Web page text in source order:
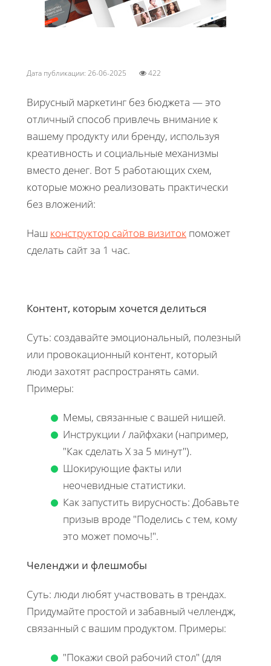
Дата публикации: 26-06-2025 422
Вирусный маркетинг без бюджета — это
отличный способ привлечь внимание к
вашему продукту или бренду, используя
креативность и социальные механизмы
вместо денег. Вот 5 работающих схем,
которые можно реализовать практически
без вложений:
Наш конструктор сайтов визиток поможет
сделать сайт за 1 час.
Контент, которым хочется делиться
Суть: создавайте эмоциональный, полезный
или провокационный контент, который
люди захотят распространять сами.
Примеры:
Мемы, связанные с вашей нишей.
Инструкции / лайфхаки (например,
"Как сделать X за 5 минут").
Шокирующие факты или
неочевидные статистики.
Как запустить вирусность: Добавьте
призыв вроде "Поделись с тем, кому
это может помочь!".
Челенджи и флешмобы
Суть: люди любят участвовать в трендах.
Придумайте простой и забавный челлендж,
связанный с вашим продуктом. Примеры:
"Покажи свой рабочий стол" (для